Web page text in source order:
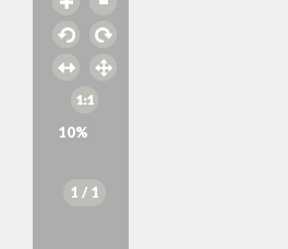
10%
1 / 1